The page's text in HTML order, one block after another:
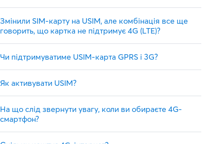
Змінили SIM-карту на USIM, але комбінація все ще
говорить, що картка не підтримує 4G (LTE)?
Чи підтримуватиме USIM-карта GPRS і 3G?
Як активувати USIM?
На що слід звернути увагу, коли ви обираєте 4G-
смартфон?